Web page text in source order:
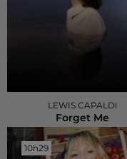
LEWIS CAPALDI
Forget Me
10h29
10h29